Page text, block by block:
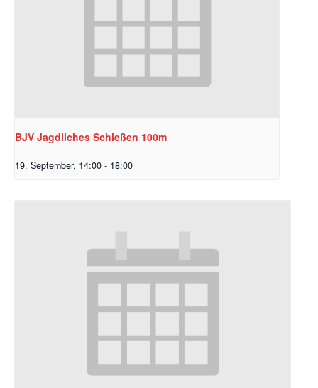
BJV Jagdliches Schießen 100m
19. September, 14:00 - 18:00